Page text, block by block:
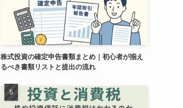
株式投資の確定申告書類まとめ｜初心者が揃え
るべき書類リストと提出の流れ